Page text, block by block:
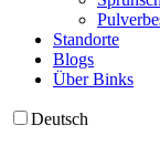
Standorte
Blogs
Über Binks
Deutsch